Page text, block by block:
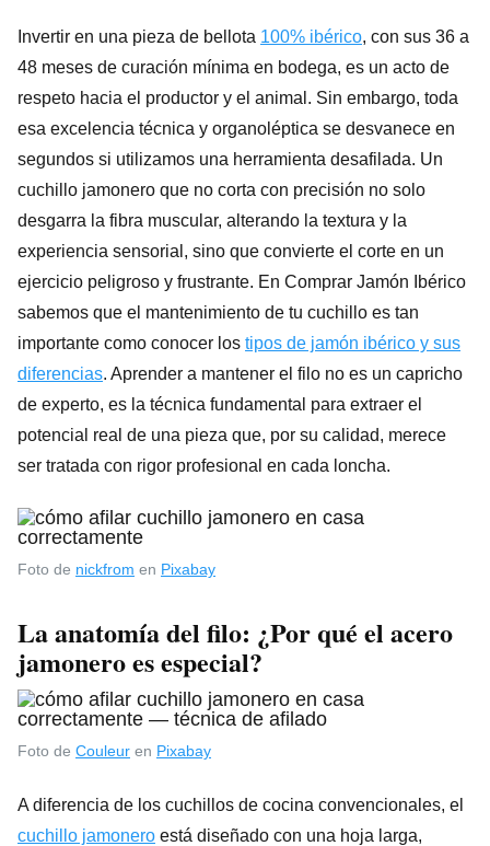
Invertir en una pieza de bellota 100% ibérico, con sus 36 a
48 meses de curación mínima en bodega, es un acto de
respeto hacia el productor y el animal. Sin embargo, toda
esa excelencia técnica y organoléptica se desvanece en
segundos si utilizamos una herramienta desafilada. Un
cuchillo jamonero que no corta con precisión no solo
desgarra la fibra muscular, alterando la textura y la
experiencia sensorial, sino que convierte el corte en un
ejercicio peligroso y frustrante. En Comprar Jamón Ibérico
sabemos que el mantenimiento de tu cuchillo es tan
importante como conocer los tipos de jamón ibérico y sus
diferencias. Aprender a mantener el filo no es un capricho
de experto, es la técnica fundamental para extraer el
potencial real de una pieza que, por su calidad, merece
ser tratada con rigor profesional en cada loncha.
Foto de nickfrom en Pixabay
La anatomía del filo: ¿Por qué el acero
jamonero es especial?
Foto de Couleur en Pixabay
A diferencia de los cuchillos de cocina convencionales, el
cuchillo jamonero está diseñado con una hoja larga,